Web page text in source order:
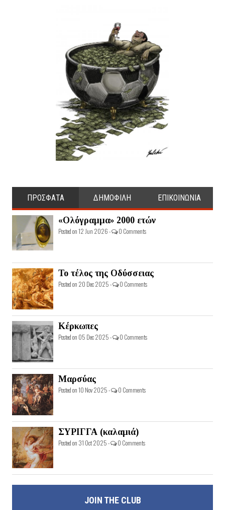
ΠΡΟΣΦΑΤΑ ΔΗΜΟΦΙΛΗ ΕΠΙΚΟΙΝΩΝΙΑ
«Ολόγραμμα» 2000 ετών
Posted on 12 Jun 2026 - 0 Comments
Το τέλος της Οδύσσειας
Posted on 20 Dec 2025 - 0 Comments
Κέρκωπες
Posted on 05 Dec 2025 - 0 Comments
Μαρσύας
Posted on 10 Nov 2025 - 0 Comments
ΣΥΡΙΓΓΑ (καλαμιά)
Posted on 31 Oct 2025 - 0 Comments
JOIN THE CLUB